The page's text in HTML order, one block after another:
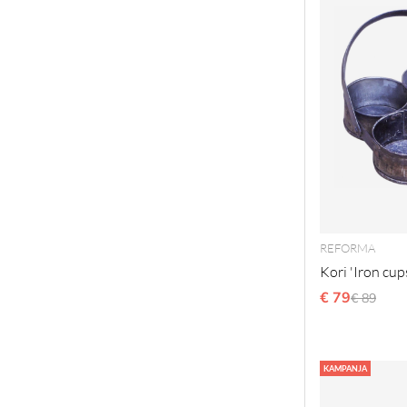
REFORMA
Kori 'Iron
€ 79€ 89
KAMPANJA